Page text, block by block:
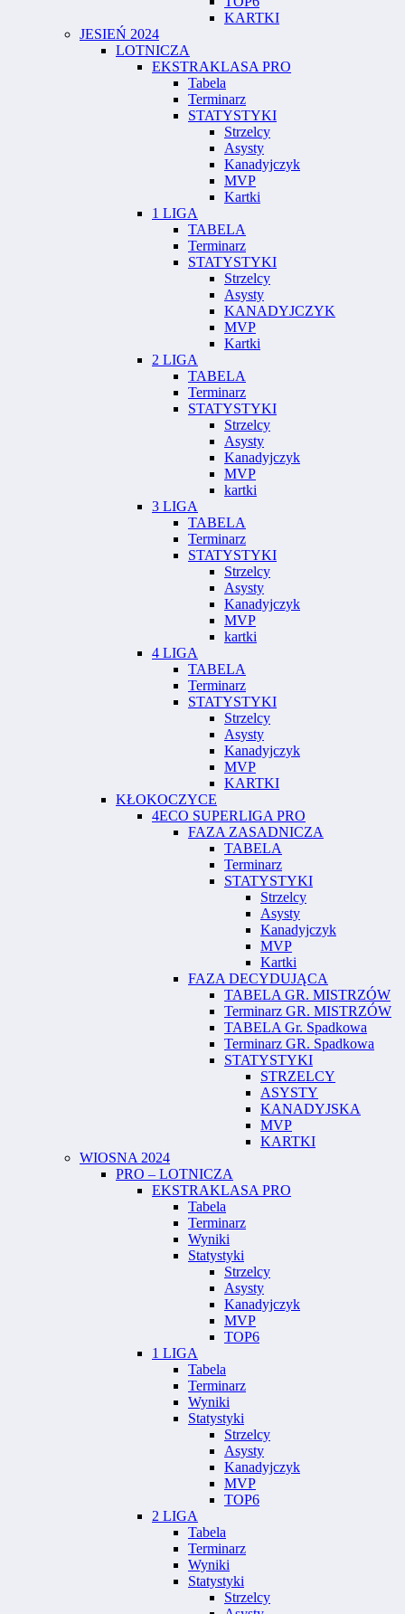
KARTKI
JESIEŃ 2024
LOTNICZA
EKSTRAKLASA PRO
Tabela
Terminarz
STATYSTYKI
Strzelcy
Asysty
Kanadyjczyk
MVP
Kartki
1 LIGA
TABELA
Terminarz
STATYSTYKI
Strzelcy
Asysty
KANADYJCZYK
MVP
Kartki
2 LIGA
TABELA
Terminarz
STATYSTYKI
Strzelcy
Asysty
Kanadyjczyk
MVP
kartki
3 LIGA
TABELA
Terminarz
STATYSTYKI
Strzelcy
Asysty
Kanadyjczyk
MVP
kartki
4 LIGA
TABELA
Terminarz
STATYSTYKI
Strzelcy
Asysty
Kanadyjczyk
MVP
KARTKI
KŁOKOCZYCE
4ECO SUPERLIGA PRO
FAZA ZASADNICZA
TABELA
Terminarz
STATYSTYKI
Strzelcy
Asysty
Kanadyjczyk
MVP
Kartki
FAZA DECYDUJĄCA
TABELA GR. MISTRZÓW
Terminarz GR. MISTRZÓW
TABELA Gr. Spadkowa
Terminarz GR. Spadkowa
STATYSTYKI
STRZELCY
ASYSTY
KANADYJSKA
MVP
KARTKI
WIOSNA 2024
PRO – LOTNICZA
EKSTRAKLASA PRO
Tabela
Terminarz
Wyniki
Statystyki
Strzelcy
Asysty
Kanadyjczyk
MVP
TOP6
1 LIGA
Tabela
Terminarz
Wyniki
Statystyki
Strzelcy
Asysty
Kanadyjczyk
MVP
TOP6
2 LIGA
Tabela
Terminarz
Wyniki
Statystyki
Strzelcy